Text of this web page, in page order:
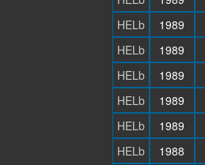
HELb
1989
HELb
1989
HELb
1989
HELb
1989
HELb
1989
HELb
1988